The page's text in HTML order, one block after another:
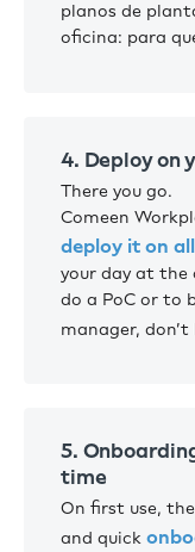
planos de
oficina: para
4. Deploy on
There you go.
Comeen
deploy it on
your day at the
do a PoC or to
manager,
5.
time
On first use,
and quick